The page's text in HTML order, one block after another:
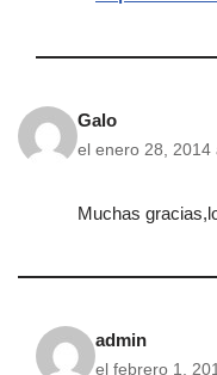
Galo
el enero 28, 2014
Muchas
admin
el febrero 1,